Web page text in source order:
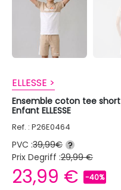
ELLESSE >
Ensemble coton tee
Enfant ELLESSE
Ref. : P26E0464
PVC :39,99€ ?
Prix Degriff :29,99 €
23,99 € -40%